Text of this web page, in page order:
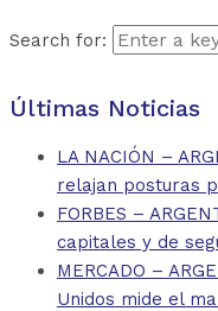
Search for:
Últimas Noticias
LA NACIÓN –
relajan posturas
FORBES –
capitales y de
MERCADO –
Unidos mide el